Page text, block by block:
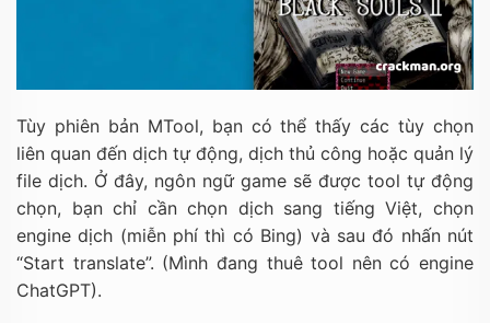
Tùy phiên bản MTool, bạn có thể thấy các tùy chọn
liên quan đến dịch tự động, dịch thủ công hoặc quản lý
file dịch. Ở đây, ngôn ngữ game sẽ được tool tự động
chọn, bạn chỉ cần chọn dịch sang tiếng Việt, chọn
engine dịch (miễn phí thì có Bing) và sau đó nhấn nút
“Start translate”. (Mình đang thuê tool nên có engine
ChatGPT).